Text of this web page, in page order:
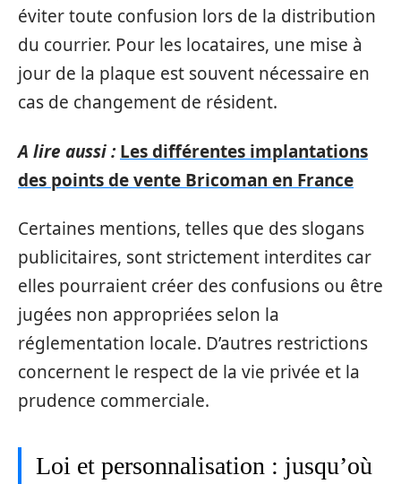
éviter toute confusion lors de la distribution
du courrier. Pour les locataires, une mise à
jour de la plaque est souvent nécessaire en
cas de changement de résident.
A lire aussi : Les différentes implantations
des points de vente Bricoman en France
Certaines mentions, telles que des slogans
publicitaires, sont strictement interdites car
elles pourraient créer des confusions ou être
jugées non appropriées selon la
réglementation locale. D’autres restrictions
concernent le respect de la vie privée et la
prudence commerciale.
Loi et personnalisation : jusqu’où